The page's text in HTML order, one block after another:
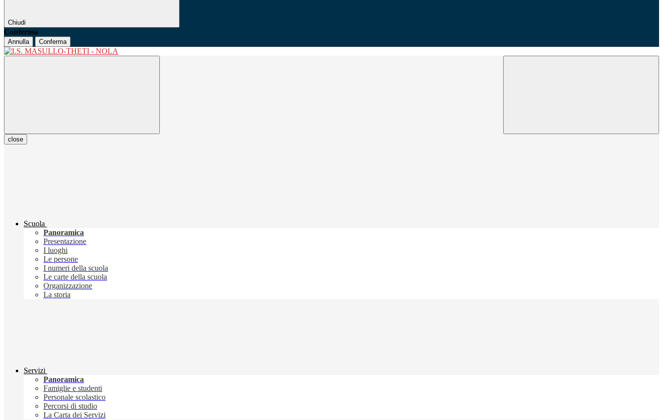
Chiudi
Conferma
Annulla Conferma
close
Scuola
Panoramica
Presentazione
I luoghi
Le persone
I numeri della scuola
Le carte della scuola
Organizzazione
La storia
Servizi
Panoramica
Famiglie e studenti
Personale scolastico
Percorsi di studio
La Carta dei Servizi